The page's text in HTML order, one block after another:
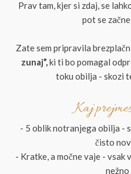
Prav tam, kjer si zdaj, se
pot se
Zate sem pripravila
zunaj”,ki ti bo pomagal
toku obilja - skozi
Kaj
- 5 oblik notranjega obilja -
čisto
- Kratke, a močne vaje -